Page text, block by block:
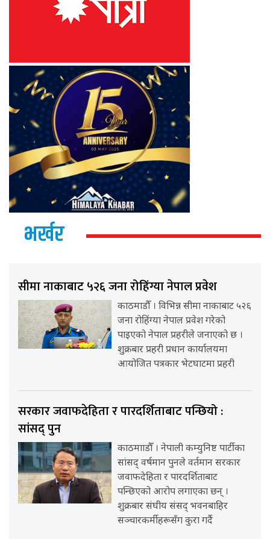
भर्खर
सीमा नाकाबाट ५२६ जना रोहिंग्या नेपाल प्रवेश
काठमाडौँ । विभिन्न सीमा नाकाबाट ५२६
जना रोहिंग्या नेपाल प्रवेश गरेको
पाइएको नेपाल प्रहरीले जनाएको छ ।
शुक्रबार प्रहरी प्रधान कार्यालयमा
आयोजित पत्रकार भेटघाटमा प्रहरी
सरकार जवाफदेहिता र पारदर्शिताबाट पन्छियो :
सांसद् पुन
काठमााडौँ । नेपाली कम्युनिष्ट पार्टीका
सांसद् वर्षमान पुनले वर्तमान सरकार
जवाफदेहिता र पारदर्शिताबाट
पन्छिएको आरोप लगाएका छन् ।
शुक्रबार संघीय संसद् भवनबाहिर
सञ्चारकर्मीहरूसँग कुरा गर्दै